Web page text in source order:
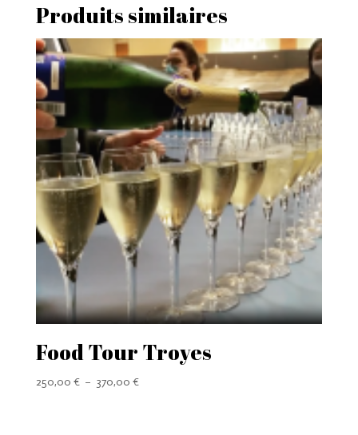
Produits similaires
Food Tour Troyes
250,00 € – 370,00 €Plage